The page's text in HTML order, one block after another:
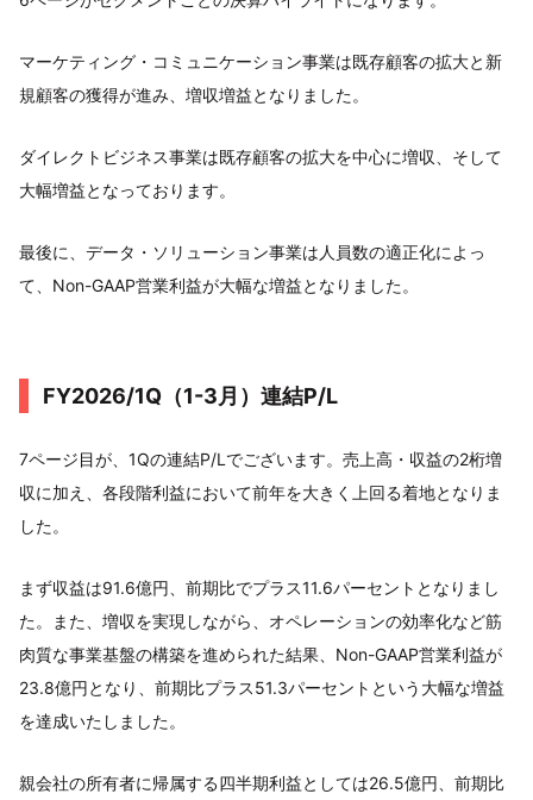
マーケティング・コミュニケーション事業は既存顧客の拡大と新
規顧客の獲得が進み、増収増益となりました。
ダイレクトビジネス事業は既存顧客の拡大を中心に増収、そして
大幅増益となっております。
最後に、データ・ソリューション事業は人員数の適正化によっ
て、Non-GAAP営業利益が大幅な増益となりました。
FY2026/1Q（1-3月）連結P/L
7ページ目が、1Qの連結P/Lでございます。売上高・収益の2桁増
収に加え、各段階利益において前年を大きく上回る着地となりま
した。
まず収益は91.6億円、前期比でプラス11.6パーセントとなりまし
た。また、増収を実現しながら、オペレーションの効率化など筋
肉質な事業基盤の構築を進められた結果、Non-GAAP営業利益が
23.8億円となり、前期比プラス51.3パーセントという大幅な増益
を達成いたしました。
親会社の所有者に帰属する四半期利益としては26.5億円、前期比